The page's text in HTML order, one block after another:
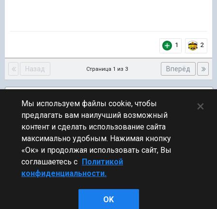
1 2
Назад Вперёд
Страница 1 из 3
ПЕРЕЙТИ К СПИСКУ ТЕМ
Предложения по игре
Стиль
Мы используем файлы cookie, чтобы
предлагать вам наилучший возможный
контент и сделать использование сайта
максимально удобным. Нажимая кнопку
«Ок» и продолжая использовать сайт, Вы
соглашаетесь с Политикой
конфиденциальности.
OK
×